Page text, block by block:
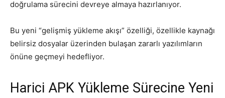
doğrulama sürecini devreye almaya hazırlanıyor.
Bu yeni “gelişmiş yükleme akışı” özelliği, özellikle kaynağı
belirsiz dosyalar üzerinden bulaşan zararlı yazılımların
önüne geçmeyi hedefliyor.
Harici APK Yükleme Sürecine Yeni